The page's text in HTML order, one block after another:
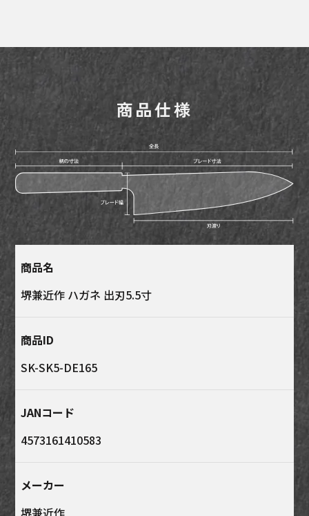
用いられる鋼材で、鋼の中では粘りけがあり、白鋼や青
鋼に比べるとカケにくいのが特徴です。堺市にて手作業
で鍛造された後、三代続く包丁職人の藤井啓市氏によっ
て一本一本丁寧に研ぎ上げられています。
商品仕様
商品名
堺兼近作 ハガネ 出刃5.5寸
商品ID
SK-SK5-DE165
JANコード
4573161410583
メーカー